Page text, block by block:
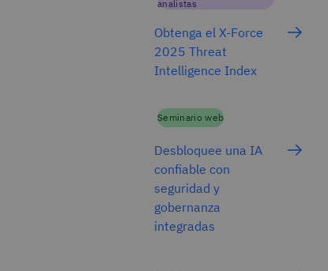
analistas
Obtenga el X-Force
2025 Threat
Intelligence Index
Seminario web
Desbloquee una IA
confiable con
seguridad y
gobernanza
integradas